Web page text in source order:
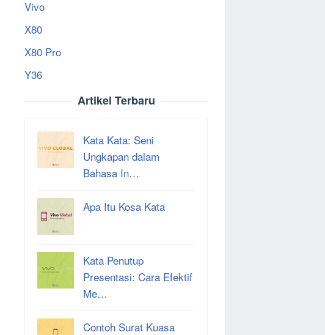
Vivo
X80
X80 Pro
Y36
Artikel Terbaru
Kata Kata: Seni
Ungkapan dalam
Bahasa In…
Apa Itu Kosa Kata
Kata Penutup
Presentasi: Cara Efektif
Me…
Contoh Surat Kuasa